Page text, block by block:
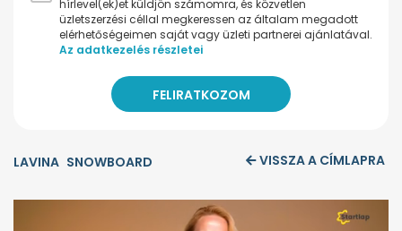
hírlevel(ek)et küldjön számomra, és közvetlen
üzletszerzési céllal megkeressen az általam megadott
elérhetőségeimen saját vagy üzleti partnerei ajánlatával.
Az adatkezelés részletei
LAVINA SNOWBOARD VISSZA A CÍMLAPRA